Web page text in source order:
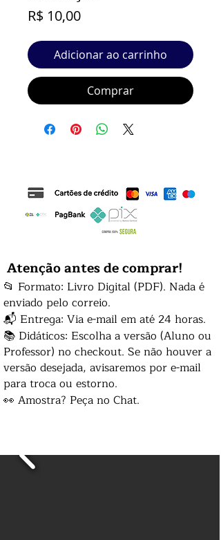
R$ 10,00Preço
Adicionar ao carrinho
Comprar
Atenção antes de comprar!
📂 Formato: Livro Digital (PDF). Nada é
enviado pelo correio.
📬 Entrega: Via e-mail em até 24 horas.
📚 Didáticos: Escolha a versão (Aluno ou
Professor) no checkout. Se não houver a
versão desejada, avisaremos por e-mail
para troca ou estorno.
👀 Amostra? Peça no Chat.